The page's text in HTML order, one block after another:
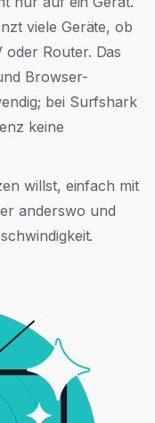
viele Geräte, ob
Router. Das
Browser-
bei Surfshark
keine
willst, einfach mit
anderswo und